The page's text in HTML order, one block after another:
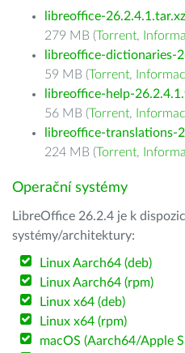
libreoffice-26.2.4.1.tar.xz
279 MB (Torrent,
libreoffice-dictionaries-
59 MB (Torrent,
libreoffice-help-
56 MB (Torrent,
libreoffice-translations-
224 MB (Torrent,
Operační systémy
LibreOffice 26.2.4 je k
systémy/architektury:
Linux Aarch64 (deb)
Linux Aarch64 (rpm)
Linux x64 (deb)
Linux x64 (rpm)
macOS (Aarch64/Apple